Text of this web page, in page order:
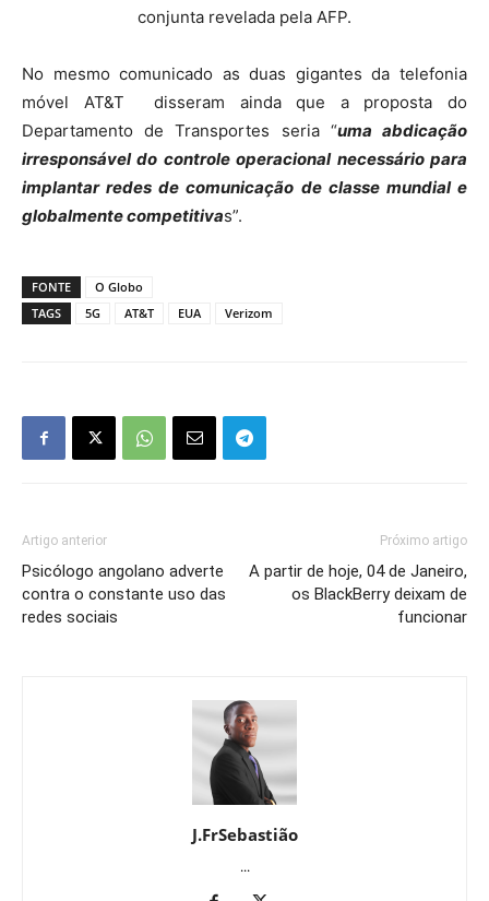
conjunta revelada pela AFP.
No mesmo comunicado as duas gigantes da telefonia
móvel AT&T disseram ainda que a proposta do
Departamento de Transportes seria “uma abdicação
irresponsável do controle operacional necessário para
implantar redes de comunicação de classe mundial e
globalmente competitivas”.
FONTE
O Globo
TAGS
5G AT&T EUA Verizom
Artigo anterior
Psicólogo angolano adverte
contra o constante uso das
redes sociais
Próximo artigo
A partir de hoje, 04 de Janeiro,
os BlackBerry deixam de
funcionar
J.FrSebastião
...